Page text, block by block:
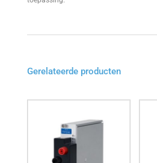
Gerelateerde producten